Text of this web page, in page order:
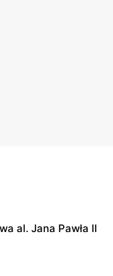
al. Jana Pawła II